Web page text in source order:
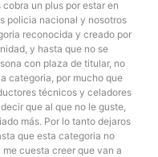
un plus por estar en
policia nacional y nosotros
reconocida y creado por
y hasta que no se
con plaza de titular, no
categoria, por mucho que
técnicos y celadores
que al que no le guste,
más. Por lo tanto dejaros
que esta categoria no
cuesta creer que van a